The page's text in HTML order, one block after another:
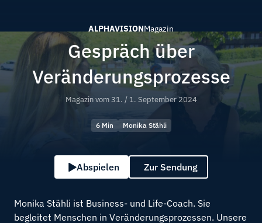
ALPHAVISIONMagazin
Gespräch über
Veränderungsprozesse
Magazin vom31. / 1. September 2024
6 Min Monika Stähli
Abspielen Zur Sendung
Monika Stähli ist Business- und Life-Coach. Sie
begleitet Menschen in Veränderungsprozessen. Unsere